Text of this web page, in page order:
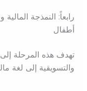
رابعاً: النمذجة
أطفال
تهدف هذه المرحلة
والتسويقية إلى لغة